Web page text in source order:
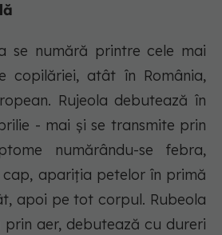
se numără printre cele mai
copilăriei, atât în România,
Rujeola debutează în
- mai şi se transmite prin
numărându-se febra,
cap, apariţia petelor în primă
apoi pe tot corpul. Rubeola
prin aer, debutează cu dureri